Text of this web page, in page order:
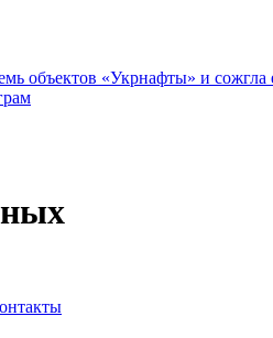
объектов «Укрнафты» и